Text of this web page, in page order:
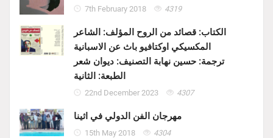
7th February 2018 4319
الكتاب: قصائد من الروح المؤلف: الشاعر
المكسيكي اوكتافيو باث عن الاسبانية
ترجمة: حسين نهابة التصنيف: ديوان شعر
الطبعة: الثانية
22nd December 2023 4307
مهرجان الفن الدولي في اثينا
15th May 2018 4304